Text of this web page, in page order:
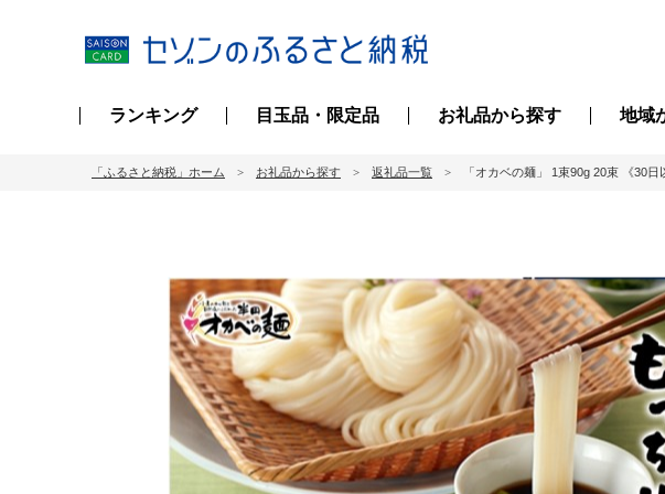
ランキング 目玉品・限定品 お礼品から探す 地域
「ふるさと納税」ホーム お礼品から探す 返礼品一覧 「オカベの麺」 1束90g 20束 《30